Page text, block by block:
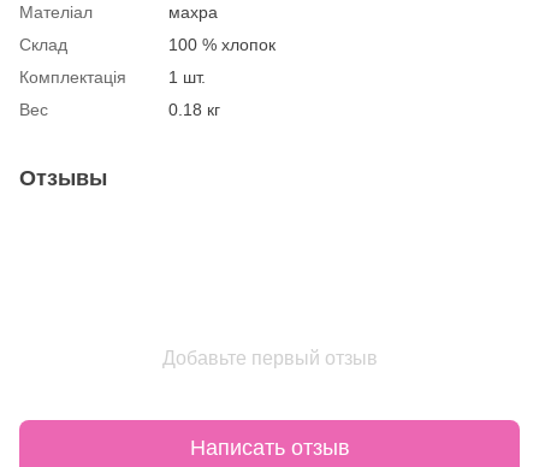
Мателіал
махра
Склад
100 % хлопок
Комплектація
1 шт.
Вес
0.18 кг
Отзывы
Добавьте первый отзыв
Написать отзыв